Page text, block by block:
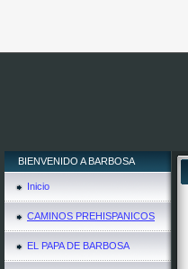
BIENVENIDO A BARBOSA
Inicio
CAMINOS PREHISPANICOS
EL PAPA DE BARBOSA